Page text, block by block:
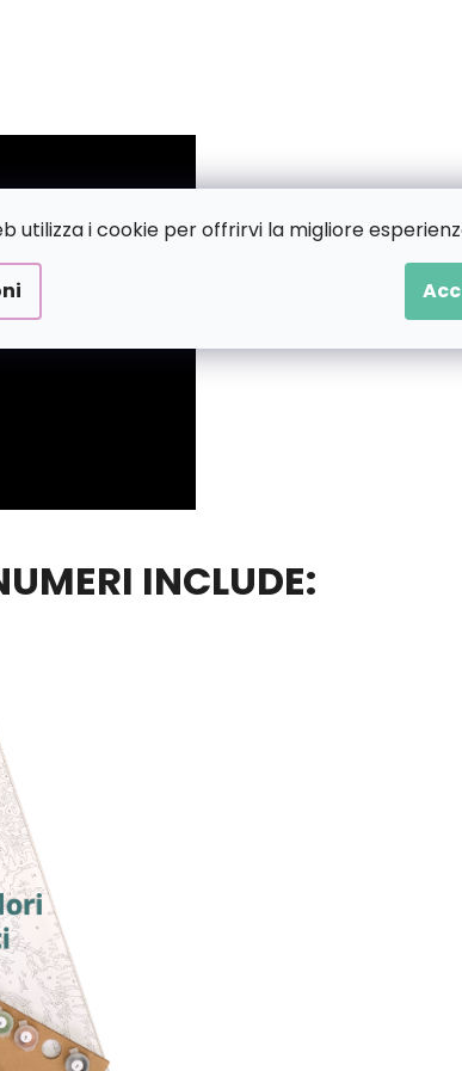
utilizza i cookie per offrirvi la migliore
INCLUDE: